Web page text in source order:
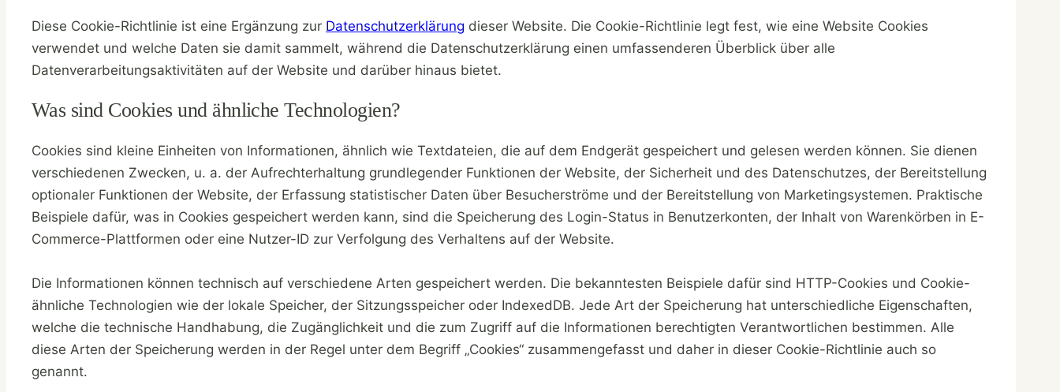
Diese Cookie-Richtlinie ist eine Ergänzung zur Datenschutzerklärung dieser Website. Die Cookie-Richtlinie legt fest, wie eine Website Cookies
verwendet und welche Daten sie damit sammelt, während die Datenschutzerklärung einen umfassenderen Überblick über alle
Datenverarbeitungsaktivitäten auf der Website und darüber hinaus bietet.
Was sind Cookies und ähnliche Technologien?
Cookies sind kleine Einheiten von Informationen, ähnlich wie Textdateien, die auf dem Endgerät gespeichert und gelesen werden können. Sie dienen
verschiedenen Zwecken, u. a. der Aufrechterhaltung grundlegender Funktionen der Website, der Sicherheit und des Datenschutzes, der Bereitstellung
optionaler Funktionen der Website, der Erfassung statistischer Daten über Besucherströme und der Bereitstellung von Marketingsystemen. Praktische
Beispiele dafür, was in Cookies gespeichert werden kann, sind die Speicherung des Login-Status in Benutzerkonten, der Inhalt von Warenkörben in E-
Commerce-Plattformen oder eine Nutzer-ID zur Verfolgung des Verhaltens auf der Website.
Die Informationen können technisch auf verschiedene Arten gespeichert werden. Die bekanntesten Beispiele dafür sind HTTP-Cookies und Cookie-
ähnliche Technologien wie der lokale Speicher, der Sitzungsspeicher oder IndexedDB. Jede Art der Speicherung hat unterschiedliche Eigenschaften,
welche die technische Handhabung, die Zugänglichkeit und die zum Zugriff auf die Informationen berechtigten Verantwortlichen bestimmen. Alle
diese Arten der Speicherung werden in der Regel unter dem Begriff „Cookies“ zusammengefasst und daher in dieser Cookie-Richtlinie auch so
genannt.